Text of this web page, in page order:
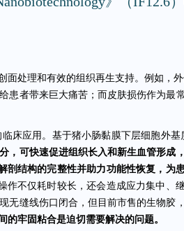
面处理和有效的组织再生支持。例如，
患者带来巨大痛苦；而皮肤损伤作为最
床应用。基于猪小肠黏膜下层细胞外基
，可快速促进组织长入和新生血管形成
剖结构的完整性并助力功能性恢复，为
不仅耗时较长，还会造成应力集中、
无缝线伤口闭合，但目前市售的生物胶
的牢固粘合是迫切需要解决的问题。